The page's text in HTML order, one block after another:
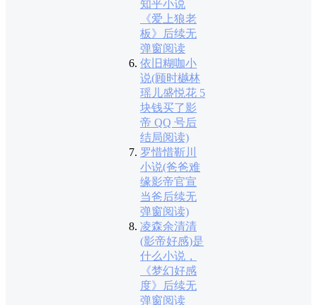
知乎小说
《爱上狼老
板》后续无
弹窗阅读
依旧糊咖小
说(顾时樾林
瑶儿盛悦花 5
块钱买了影
帝 QQ 号后
结局阅读)
罗惜惜靳川
小说(爸爸难
缘影帝官宣
当爸后续无
弹窗阅读)
凌森余清清
(影帝好感)是
什么小说，
《梦幻好感
度》后续无
弹窗阅读